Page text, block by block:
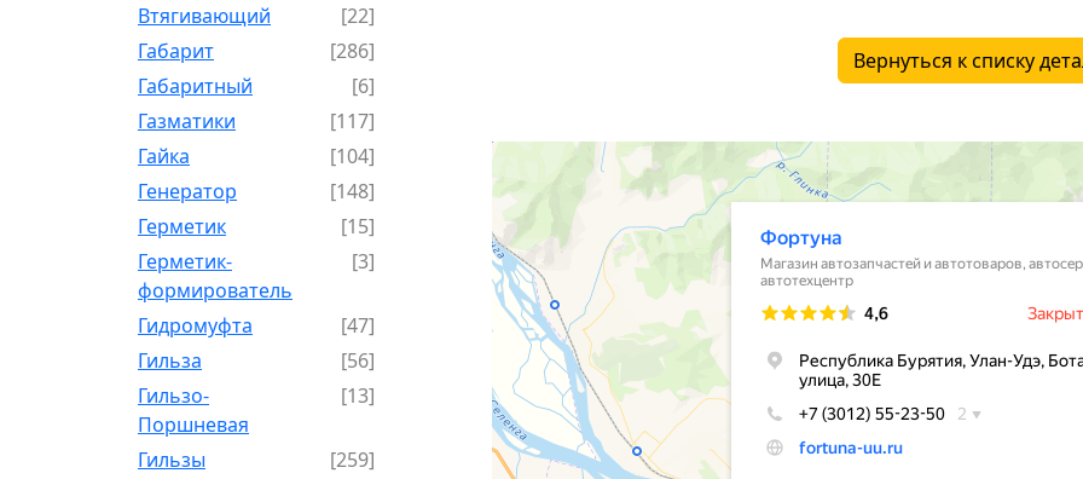
Втягивающий
[22]
Габарит
[286]
Габаритный
[6]
Газматики
[117]
Гайка
[104]
Генератор
[148]
Герметик
[15]
Герметик-
формирователь
[3]
Гидромуфта
[47]
Гильза
[56]
Гильзо-
Поршневая
[13]
Гильзы
[259]
Вернуться к списку